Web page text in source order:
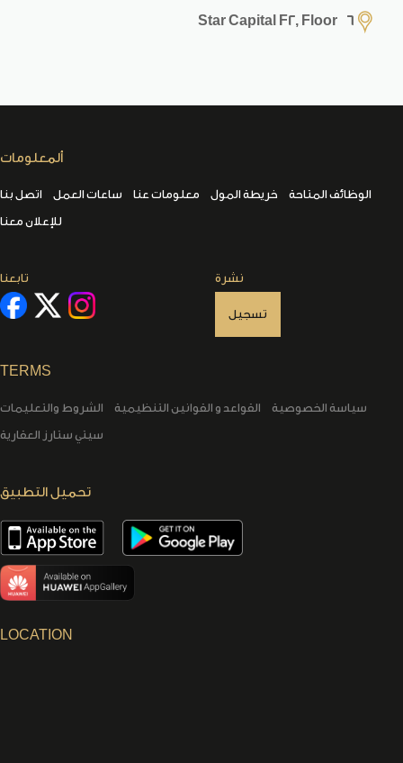
Star Capital F2, Floor 6
ألمعلومات
اتصل بنا ساعات العمل معلومات عنا خريطة المول
الوظائف المتاحة
للإعلان معنا
تابعنا نشرة
تسجيل
TERMS
الشروط والتعليمات القواعد و القوانين التنظيمية
سياسة الخصوصية
سيتي ستارز العقارية
تحميل التطبيق
LOCATION